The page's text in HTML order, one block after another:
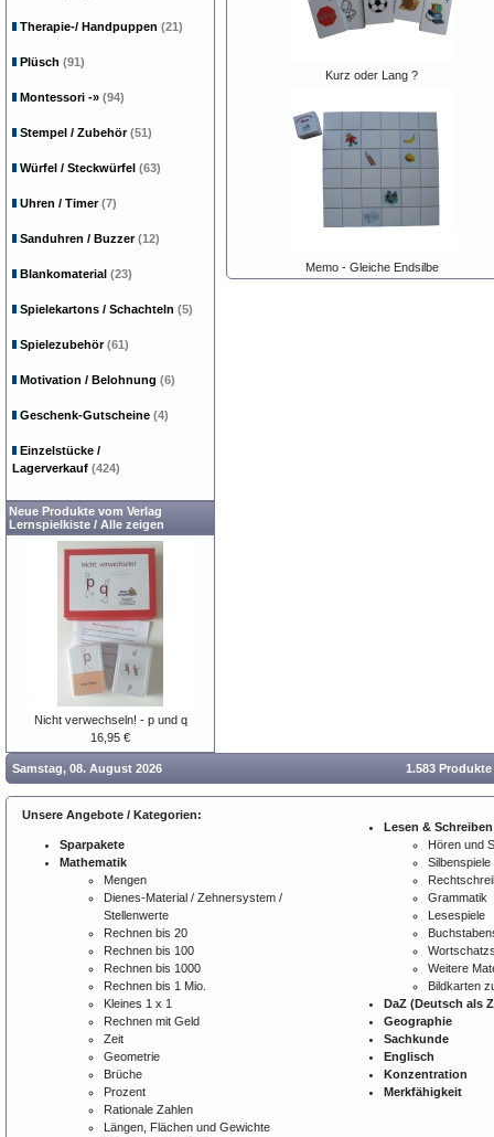
Kurz oder Lang ?
Memo - Gleiche Endsilbe
Therapie-/ Handpuppen (21)
Plüsch (91)
Montessori -» (94)
Stempel / Zubehör(51)
Würfel / Steckwürfel (63)
Uhren / Timer(7)
Sanduhren / Buzzer(12)
Blankomaterial (23)
Spielekartons / Schachteln (5)
Spielezubehör(61)
Motivation / Belohnung (6)
Geschenk-Gutscheine (4)
Einzelstücke /
Lagerverkauf (424)
Neue Produkte vom Verlag
Lernspielkiste / Alle zeigen
Nicht verwechseln! - p und q
16,95 €
Samstag, 08. August 2026 1.583
Unsere Angebote / Kategorien:
Sparpakete
Mathematik
Mengen
Dienes-Material / Zehnersystem /
Stellenwerte
Rechnen bis 20
Rechnen bis 100
Rechnen bis 1000
Rechnen bis 1 Mio.
Kleines 1 x 1
Rechnen mit Geld
Zeit
Geometrie
Brüche
Prozent
Rationale Zahlen
Längen, Flächen und Gewichte
Lesen & Schreiben
Hören und
Silbenspiele
Grammatik
Lesespiele
Weitere
Bildkarten
DaZ (Deutsch als
Geographie
Sachkunde
Englisch
Konzentration
Merkfähigkeit